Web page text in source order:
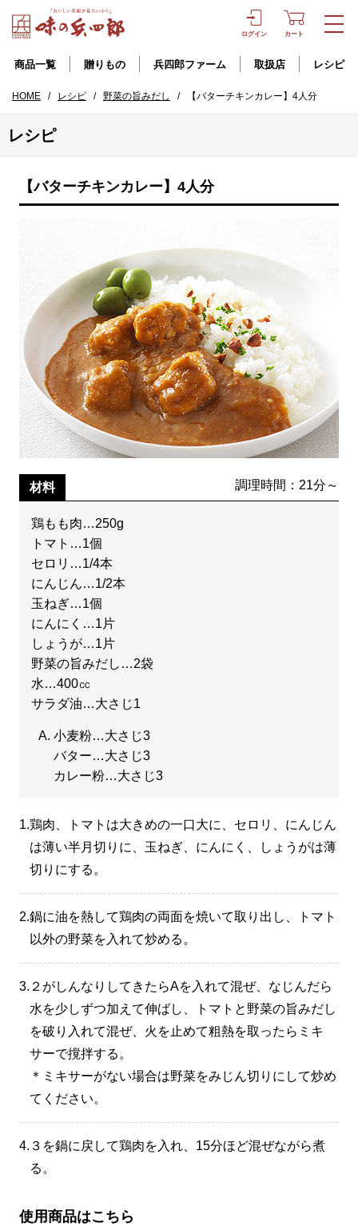
ログイン カート
商品一覧 贈りもの 兵四郎ファーム 取扱店 レシピ
HOME / レシピ / 野菜の旨みだし / 【バターチキンカレー】4人分
レシピ
【バターチキンカレー】4人分
材料 調理時間：21分～
鶏もも肉…250g
トマト…1個
セロリ…1/4本
にんじん…1/2本
玉ねぎ…1個
にんにく…1片
しょうが…1片
野菜の旨みだし…2袋
水…400㏄
サラダ油…大さじ1
小麦粉…大さじ3
バター…大さじ3
カレー粉…大さじ3
1.鶏肉、トマトは大きめの一口大に、セロリ、にんじん
は薄い半月切りに、玉ねぎ、にんにく、しょうがは薄
切りにする。
2.鍋に油を熱して鶏肉の両面を焼いて取り出し、トマト
以外の野菜を入れて炒める。
3. ２がしんなりしてきたらAを入れて混ぜ、なじんだら
水を少しずつ加えて伸ばし、トマトと野菜の旨みだし
を破り入れて混ぜ、火を止めて粗熱を取ったらミキ
サーで撹拌する。
＊ミキサーがない場合は野菜をみじん切りにして炒め
てください。
4. ３を鍋に戻して鶏肉を入れ、15分ほど混ぜながら煮
る。
使用商品はこちら